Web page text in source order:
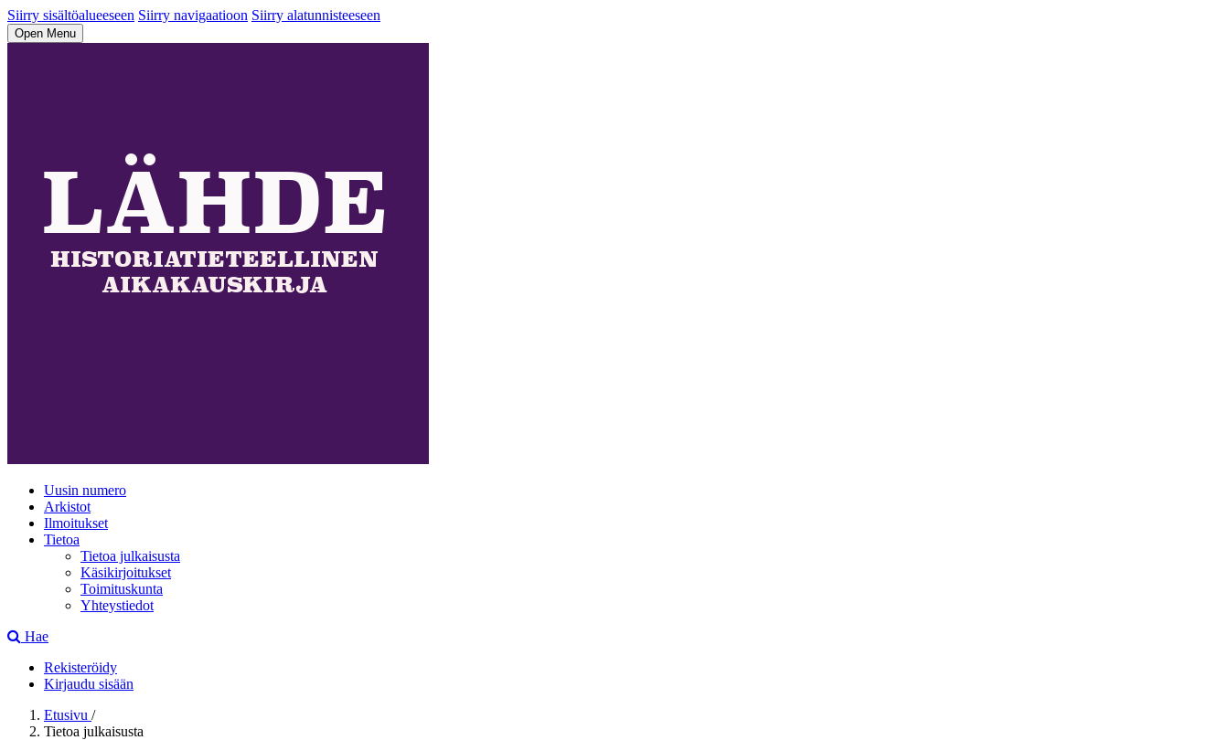
Siirry sisältöalueeseen Siirry navigaatioon Siirry alatunnisteeseen
Open Menu
Uusin numero
Arkistot
Ilmoitukset
Tietoa
Tietoa julkaisusta
Käsikirjoitukset
Toimituskunta
Yhteystiedot
Hae
Rekisteröidy
Kirjaudu sisään
Etusivu /
Tietoa julkaisusta